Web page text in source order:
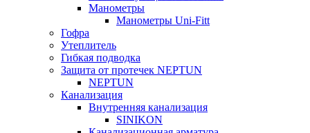
Манометры
Манометры Uni-Fitt
Гофра
Утеплитель
Гибкая подводка
Защита от протечек NEPTUN
NEPTUN
Канализация
Внутренняя канализация
SINIKON